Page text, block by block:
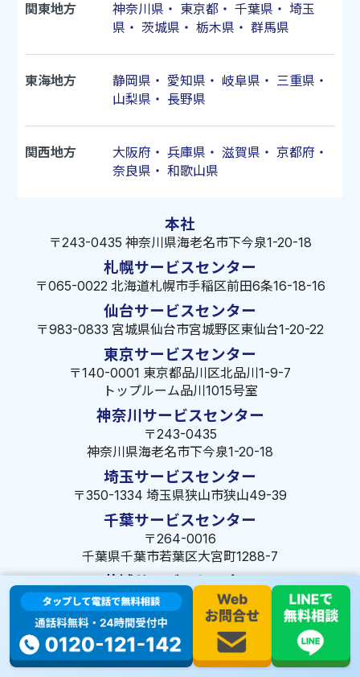
関東地方 神奈川県 ・ 東京都・ 千葉県 ・ 埼玉
県 ・ 茨城県 ・ 栃木県 ・ 群馬県
東海地方 静岡県 ・ 愛知県 ・ 岐阜県 ・ 三重県 ・
山梨県 ・ 長野県
関西地方 大阪府 ・ 兵庫県 ・ 滋賀県 ・ 京都府 ・
奈良県 ・ 和歌山県
本社
〒243-0435 神奈川県海老名市下今泉1-20-18
札幌サービスセンター
〒065-0022 北海道札幌市手稲区前田6条16-18-16
仙台サービスセンター
〒983-0833 宮城県仙台市宮城野区東仙台1-20-22
東京サービスセンター
〒140-0001 東京都品川区北品川1-9-7
トップルーム品川1015号室
神奈川サービスセンター
〒243-0435
神奈川県海老名市下今泉1-20-18
埼玉サービスセンター
〒350-1334 埼玉県狭山市狭山49-39
千葉サービスセンター
〒264-0016
千葉県千葉市若葉区大宮町1288-7
茨城サービスセンター
〒309-1717 茨城県笠間市旭町322-2 102号
長野サービスセンター
〒380-0921 長野県長野市大字栗田653-141 皐月ビル
名古屋サービスセンター